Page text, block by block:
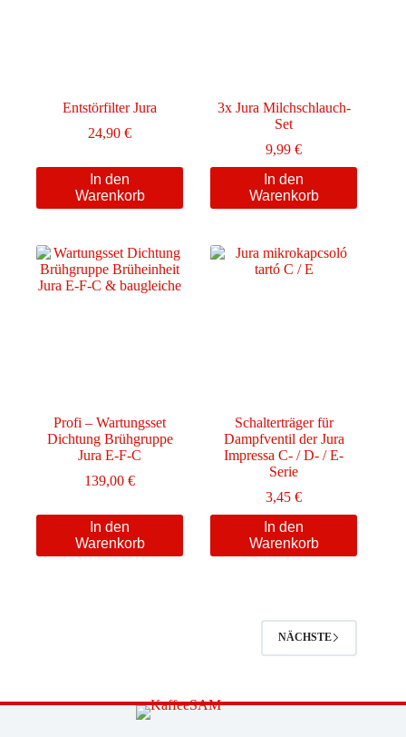
Entstörfilter Jura
24,90€
In den
Warenkorb
3x Jura Milchschlauch-
Set
9,99€
In den
Warenkorb
Profi – Wartungsset
Dichtung Brühgruppe
Jura E-F-C
139,00€
In den
Warenkorb
Schalterträger für
Dampfventil der Jura
Impressa C- / D- / E-
Serie
3,45€
In den
Warenkorb
NÄCHSTE